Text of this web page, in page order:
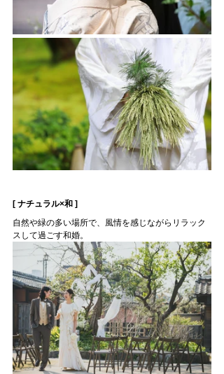
[ ナチュラル×和 ]
自然や緑の多い場所で、風情を感じながらリラック
スして過ごす和婚。